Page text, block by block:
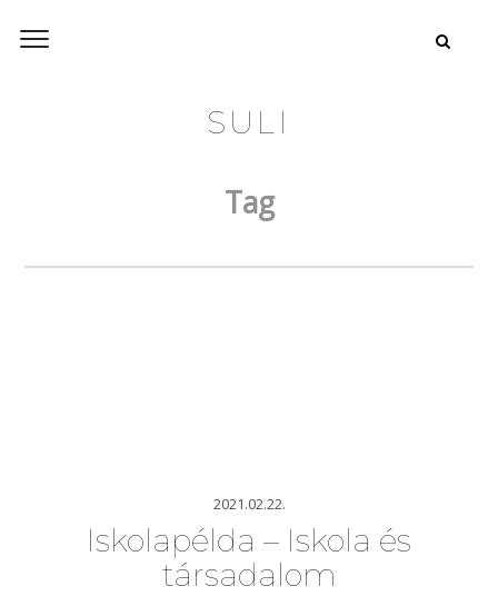
SULI
Tag
2021.02.22.
Iskolapélda – Iskola és
társadalom